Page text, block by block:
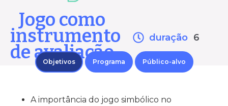
Jogo como
instrumento
de avaliação
duração 6
Objetivos Programa Público-alvo
A importância do jogo simbólico no